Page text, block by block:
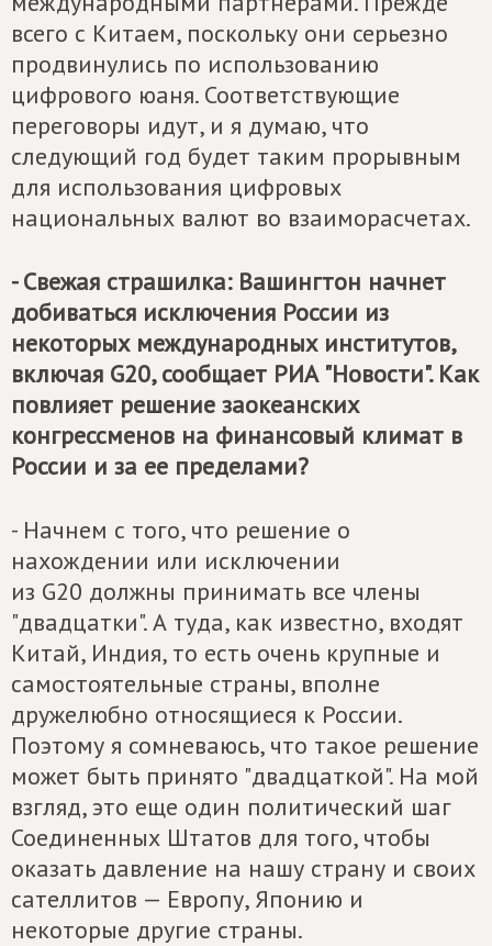
всего с Китаем, поскольку они серьезно
продвинулись по использованию
цифрового юаня. Соответствующие
переговоры идут, и я думаю, что
следующий год будет таким прорывным
для использования цифровых
национальных валют во взаиморасчетах.
- Свежая страшилка: Вашингтон начнет
добиваться исключения России из
некоторых международных институтов,
включая G20, сообщает РИА "Новости". Как
повлияет решение заокеанских
конгрессменов на финансовый климат в
России и за ее пределами?
- Начнем с того, что решение о
нахождении или исключении
из G20 должны принимать все члены
"двадцатки". А туда, как известно, входят
Китай, Индия, то есть очень крупные и
самостоятельные страны, вполне
дружелюбно относящиеся к России.
Поэтому я сомневаюсь, что такое решение
может быть принято "двадцаткой". На мой
взгляд, это еще один политический шаг
Соединенных Штатов для того, чтобы
оказать давление на нашу страну и своих
сателлитов — Европу, Японию и
некоторые другие страны.